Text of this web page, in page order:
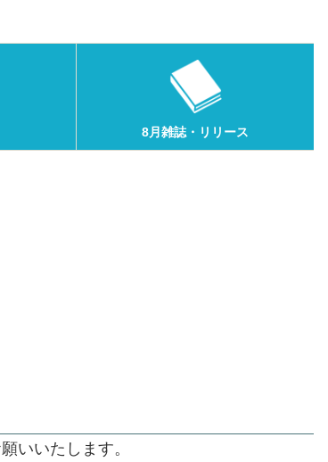
8月雑誌・リリース
いいたします。